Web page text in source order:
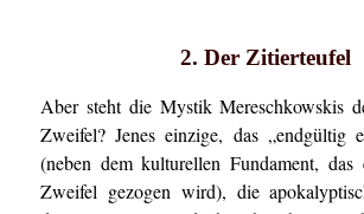
2. Der Zitierteufel
Aber steht die Mystik Mereschkowskis
Zweifel? Jenes einzige, das „endgültig
(neben dem kulturellen Fundament,
Zweifel gezogen wird), die